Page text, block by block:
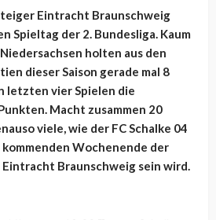
Eintracht Braunschweig
Spieltag der 2. Bundesliga. Kaum
holten aus den
dieser Saison gerade mal 8
letzten vier Spielen die
Macht zusammen 20
viele, wie der FC Schalke 04
kommenden Wochenende der
Braunschweig sein wird.